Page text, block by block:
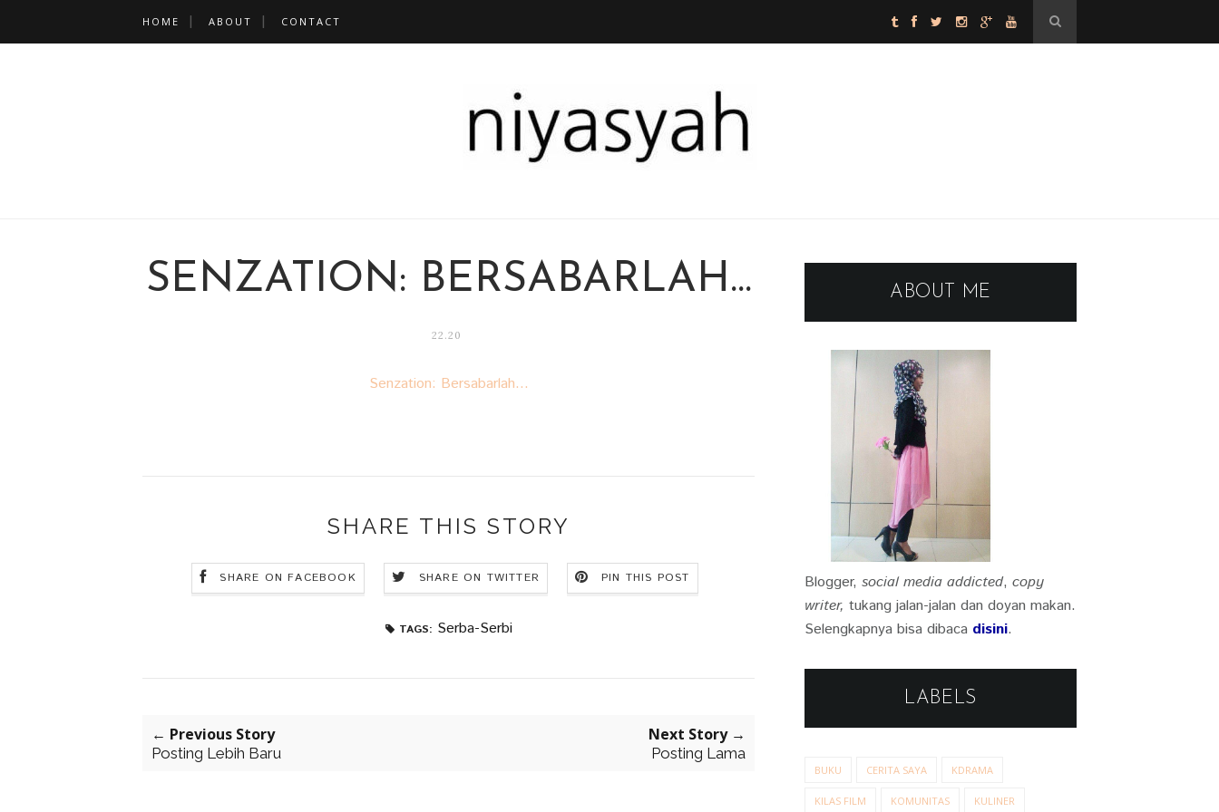
HOME ABOUT CONTACT
SENZATION: BERSABARLAH...
22.20
Senzation: Bersabarlah...
SHARE THIS STORY
SHARE ON FACEBOOK SHARE ON TWITTER PIN THIS POST
TAGS: Serba-Serbi
← Previous Story
Posting Lebih Baru
Next Story →
Posting Lama
ABOUT ME
Blogger, social media addicted, copy
writer, tukang jalan-jalan dan doyan makan.
Selengkapnya bisa dibaca disini.
LABELS
BUKU CERITA SAYA KDRAMA
KILAS FILM KOMUNITAS KULINER